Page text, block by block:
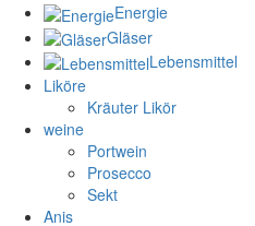
Energie
Gläser
Lebensmittel
Liköre
Kräuter Likör
weine
Portwein
Prosecco
Sekt
Anis